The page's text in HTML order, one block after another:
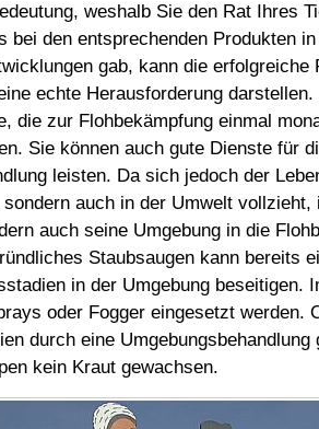
weshalb Sie den Rat Ihres
bei den entsprechenden Produkten
gab, kann die erfolgreiche
echte Herausforderung
die zur Flohbekämpfung einmal
Sie können auch gute Dienste für
leisten. Da sich jedoch der
sondern auch in der Umwelt
auch seine Umgebung in die
Staubsaugen kann bereits
in der Umgebung beseitigen.
oder Fogger eingesetzt werden.
durch eine
kein Kraut gewachsen.